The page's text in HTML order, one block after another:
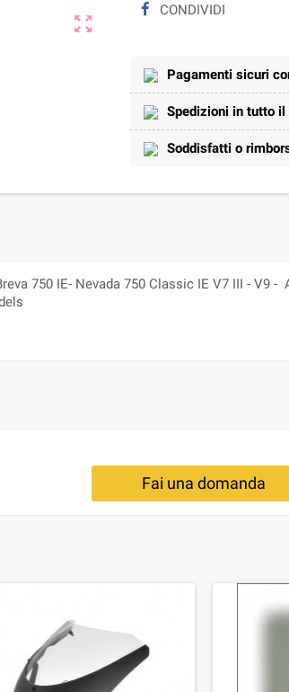
zoom_out_map
CONDIVIDI
Pagamenti sicuri
Spedizioni in tutto il
Soddisfatti o
750 IE- Nevada 750 Classic IE V7 III - V9
Fai una domanda